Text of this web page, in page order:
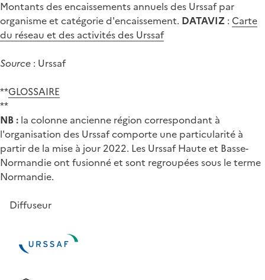
Montants des encaissements annuels des Urssaf par
organisme et catégorie d'encaissement. DATAVIZ : Carte
du réseau et des activités des Urssaf
Source : Urssaf
**GLOSSAIRE
**
NB : la colonne ancienne région correspondant à
l'organisation des Urssaf comporte une particularité à
partir de la mise à jour 2022. Les Urssaf Haute et Basse-
Normandie ont fusionné et sont regroupées sous le terme
Normandie.
Diffuseur